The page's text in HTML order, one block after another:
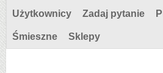
Użytkownicy Zadaj pytanie
Śmieszne Sklepy